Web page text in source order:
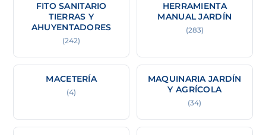
FITO SANITARIO
TIERRAS Y
AHUYENTADORES
(242)
HERRAMIENTA
MANUAL JARDÍN
(283)
MACETERÍA
(4)
MAQUINARIA JARDÍN
Y AGRÍCOLA
(34)